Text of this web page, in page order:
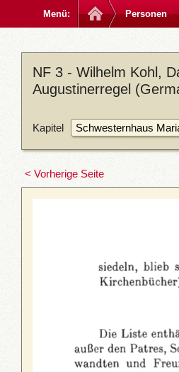
Menü: Personen
NF 3 - Wilhelm Kohl,
Augustinerregel
Kapitel
< Vorherige Seite